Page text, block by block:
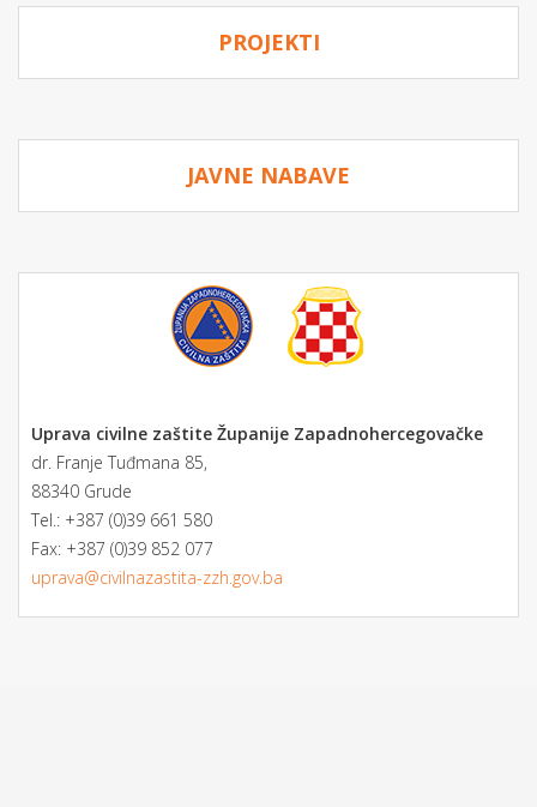
PROJEKTI
JAVNE NABAVE
Uprava civilne zaštite Županije Zapadnohercegovačke
dr. Franje Tuđmana 85,
88340 Grude
Tel.: +387 (0)39 661 580
Fax: +387 (0)39 852 077
uprava@civilnazastita-zzh.gov.ba